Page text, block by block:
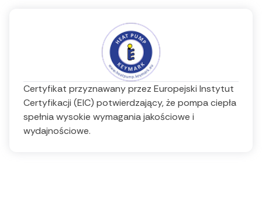
Certyfikat przyznawany przez Europejski Instytut
Certyfikacji (EIC) potwierdzający, że pompa ciepła
spełnia wysokie wymagania jakościowe i
wydajnościowe.